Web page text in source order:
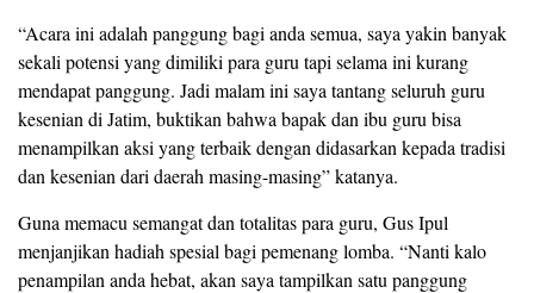
“Acara ini adalah panggung bagi anda semua, saya yakin banyak
sekali potensi yang dimiliki para guru tapi selama ini kurang
mendapat panggung. Jadi malam ini saya tantang seluruh guru
kesenian di Jatim, buktikan bahwa bapak dan ibu guru bisa
menampilkan aksi yang terbaik dengan didasarkan kepada tradisi
dan kesenian dari daerah masing-masing” katanya.
Guna memacu semangat dan totalitas para guru, Gus Ipul
menjanjikan hadiah spesial bagi pemenang lomba. “Nanti kalo
penampilan anda hebat, akan saya tampilkan satu panggung